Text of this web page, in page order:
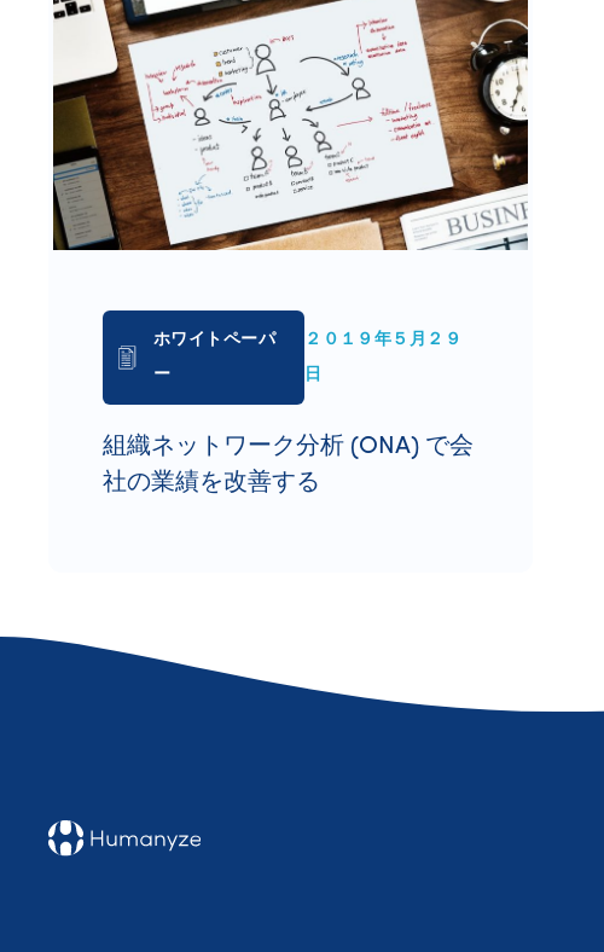
ホワイトペーパ
ー
２０１９年５月２９
日
組織ネットワーク分析 (ONA) で会
社の業績を改善する